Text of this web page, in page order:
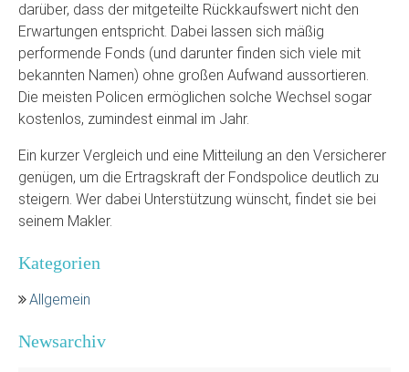
darüber, dass der mitgeteilte Rückkaufswert nicht den
Erwartungen entspricht. Dabei lassen sich mäßig
performende Fonds (und darunter finden sich viele mit
bekannten Namen) ohne großen Aufwand aussortieren.
Die meisten Policen ermöglichen solche Wechsel sogar
kostenlos, zumindest einmal im Jahr.
Ein kurzer Vergleich und eine Mitteilung an den Versicherer
genügen, um die Ertragskraft der Fondspolice deutlich zu
steigern. Wer dabei Unterstützung wünscht, findet sie bei
seinem Makler.
Kategorien
Allgemein
Newsarchiv